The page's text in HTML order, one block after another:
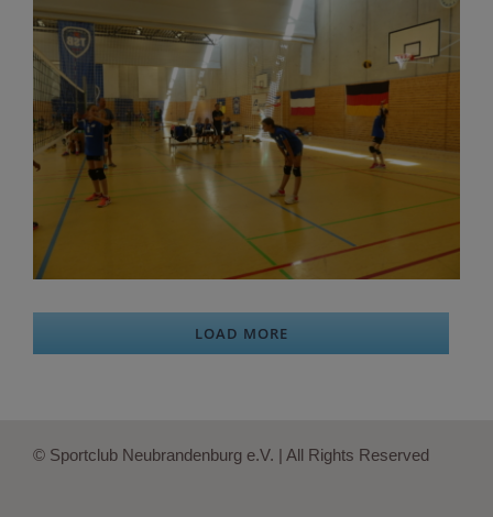
LOAD MORE
© Sportclub Neubrandenburg e.V. | All Rights Reserved